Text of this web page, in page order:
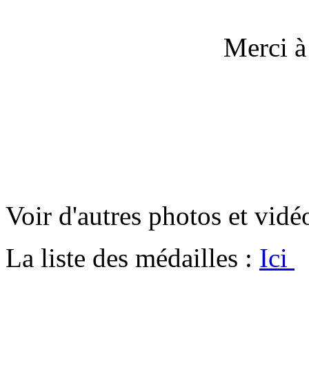
Merci
Voir d'autres photos et
La liste des médailles : Ici